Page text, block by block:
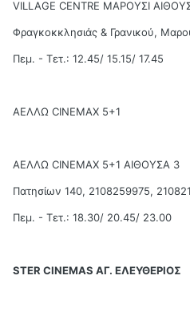
VILLAGE CENTRE ΜΑΡΟΥΣΙ
Φραγκοκκλησιάς & Γρανικού,
Πεμ. - Τετ.: 12.45/ 15.15/ 17.45
ΑΕΛΛΩ CINEMAX 5+1
ΑΕΛΛΩ CINEMAX 5+1 ΑΙΘΟΥΣΑ 3
Πατησίων 140, 2108259975,
Πεμ. - Τετ.: 18.30/ 20.45/ 23.00
STER CINEMAS ΑΓ. ΕΛΕΥΘΕΡΙΟΣ